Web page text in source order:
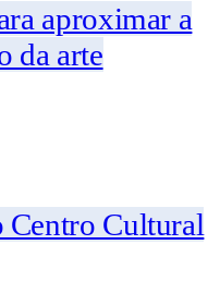
aproximar a
da arte
Centro Cultural